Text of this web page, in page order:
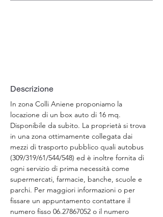
Descrizione
In zona Colli Aniene proponiamo la
locazione di un box auto di 16 mq.
Disponibile da subito. La proprietà si trova
in una zona ottimamente collegata dai
mezzi di trasporto pubblico quali autobus
(309/319/61/544/548) ed è inoltre fornita di
ogni servizio di prima necessità come
supermercati, farmacie, banche, scuole e
parchi. Per maggiori informazioni o per
fissare un appuntamento contattare il
numero fisso 06.27867052 o il numero